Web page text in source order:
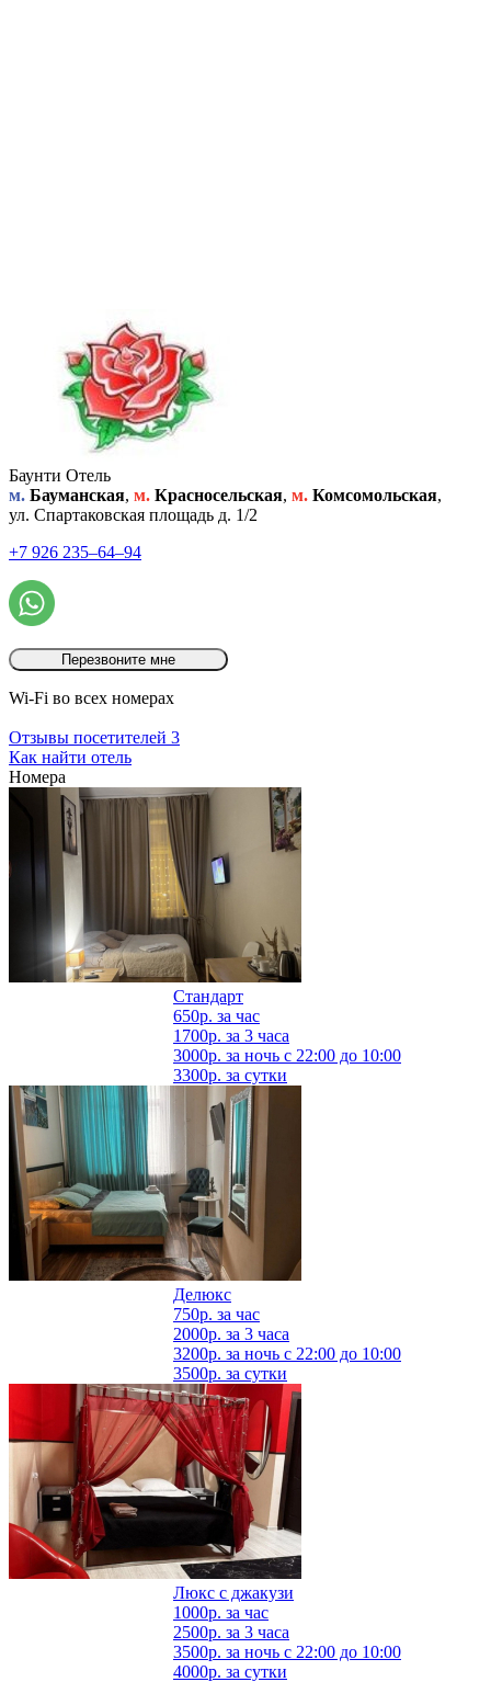
Баунти Отель
м. Бауманская, м. Красносельская, м. Комсомольская,
ул. Спартаковская площадь д. 1/2
+7 926 235‒64‒94
Перезвоните мне
Wi-Fi во всех номерах
Отзывы посетителей 3
Как найти отель
Номера
Стандарт
650р. за час
1700р. за 3 часа
3000р. за ночь с 22:00 до 10:00
3300р. за сутки
Делюкс
750р. за час
2000р. за 3 часа
3200р. за ночь с 22:00 до 10:00
3500р. за сутки
Люкс с джакузи
1000р. за час
2500р. за 3 часа
3500р. за ночь с 22:00 до 10:00
4000р. за сутки